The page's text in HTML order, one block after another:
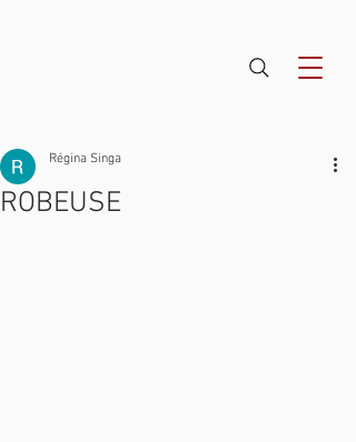
ROBEUSE
Régina Singa